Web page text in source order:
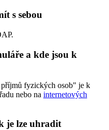
s sebou
a kde jsou k
fyzických osob" je k
nebo na internetových
je lze uhradit